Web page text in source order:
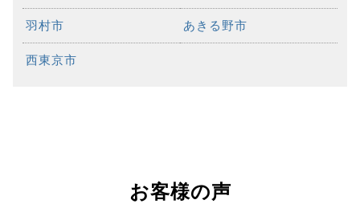
羽村市 あきる野市
西東京市
お客様の声